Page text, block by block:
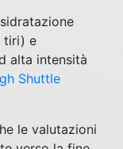
tiri) e
alta intensità
Shuttle
le valutazioni